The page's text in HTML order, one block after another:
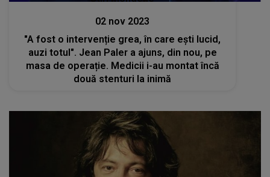
02 nov 2023
"A fost o intervenție grea, în care ești lucid,
auzi totul". Jean Paler a ajuns, din nou, pe
masa de operație. Medicii i-au montat încă
două stenturi la inimă